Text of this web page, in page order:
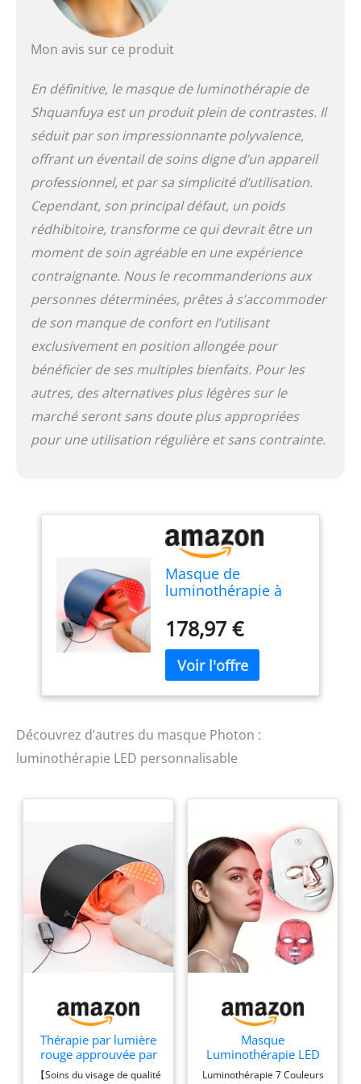
Mon avis sur ce produit
En définitive, le masque de luminothérapie de
Shquanfuya est un produit plein de contrastes. Il
séduit par son impressionnante polyvalence,
offrant un éventail de soins digne d’un appareil
professionnel, et par sa simplicité d’utilisation.
Cependant, son principal défaut, un poids
rédhibitoire, transforme ce qui devrait être un
moment de soin agréable en une expérience
contraignante. Nous le recommanderions aux
personnes déterminées, prêtes à s’accommoder
de son manque de confort en l’utilisant
exclusivement en position allongée pour
bénéficier de ses multiples bienfaits. Pour les
autres, des alternatives plus légères sur le
marché seront sans doute plus appropriées
pour une utilisation régulière et sans contrainte.
Masque de
luminothérapie à
Photon à LED -
Soins de la peau du
visage - Silicone
souple - 7 modes
d'éclairage
Rouge bleu jaune -
Thérapie par
lumière LED
178,97 €
Découvrez d’autres du masque Photon :
luminothérapie LED personnalisable
Thérapie par lumière
rouge approuvée par
la FDA pour le visage,
【Soins du visage de qualité
Masque
Luminothérapie LED
pour Visage,7 Modes
Luminothérapie 7 Couleurs